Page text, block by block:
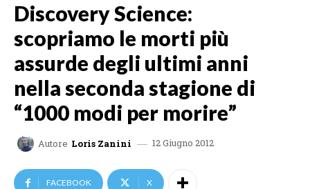
Discovery Science:
scopriamo le morti più
assurde degli ultimi anni
nella seconda stagione di
“1000 modi per morire”
Autore Loris Zanini 12 Giugno 2012
FACEBOOK X